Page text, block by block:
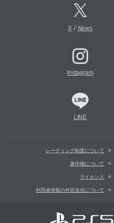
X/ News
Instagram
LINE
レーティング制度について
著作権について
ライセンス
利用者情報の外部送信について